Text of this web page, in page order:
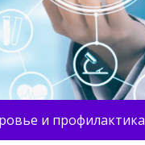
и профилактика